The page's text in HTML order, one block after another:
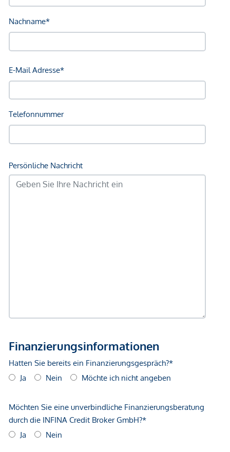
Wir weisen darauf hin, dass zwischen dem Vermittler und
dem zu vermittelnden Dritten ein familiäres oder
wirtschaftliches Naheverhältnis besteht.
*Der Vertrag kommt nicht mit der INFINA Credit Broker
geltend zu machen. Wir weisen Sie darauf hin, dass die
Gewähr erfolgen. Der Vermittler ist als Doppelmakler tätig.